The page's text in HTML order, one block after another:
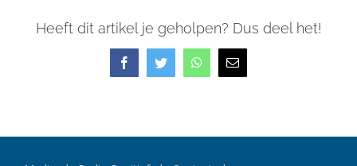
Heeft dit artikel je geholpen? Dus deel het!
FacebookTwitterWhatsApp
E-
mail